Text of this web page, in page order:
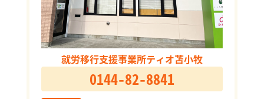
就労移行支援事業所ティオ苫小牧
0144-82-8841